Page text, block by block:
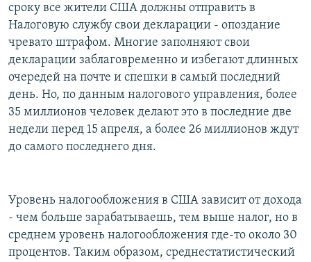
сроку все жители США должны отправить в
Налоговую службу свои декларации - опоздание
чревато штрафом. Многие заполняют свои
декларации заблаговременно и избегают длинных
очередей на почте и спешки в самый последний
день. Но, по данным налогового управления, более
35 миллионов человек делают это в последние две
недели перед 15 апреля, а более 26 миллионов ждут
до самого последнего дня.
Уровень налогообложения в США зависит от дохода
- чем больше зарабатываешь, тем выше налог, но в
среднем уровень налогообложения где-то около 30
процентов. Таким образом, среднестатистический